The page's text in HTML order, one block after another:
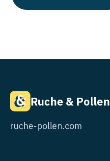
Ruche & Pollen
ruche-pollen.com